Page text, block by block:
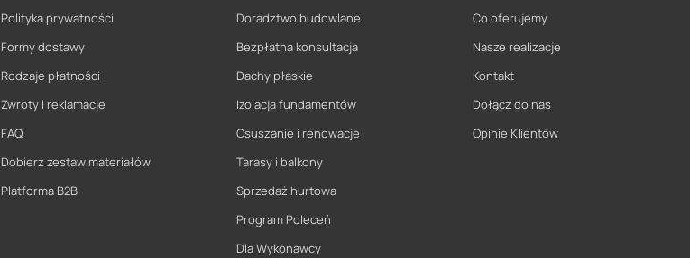
Polityka prywatności
Formy dostawy
Rodzaje płatności
Zwroty i reklamacje
FAQ
Dobierz zestaw materiałów
Platforma B2B
Doradztwo budowlane
Bezpłatna konsultacja
Dachy płaskie
Izolacja fundamentów
Osuszanie i renowacje
Tarasy i balkony
Sprzedaż hurtowa
Program Poleceń
Dla Wykonawcy
Co oferujemy
Nasze realizacje
Kontakt
Dołącz do nas
Opinie Klientów